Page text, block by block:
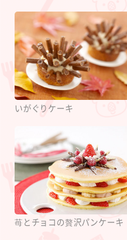
いがぐりケーキ
苺とチョコの贅沢パンケーキ